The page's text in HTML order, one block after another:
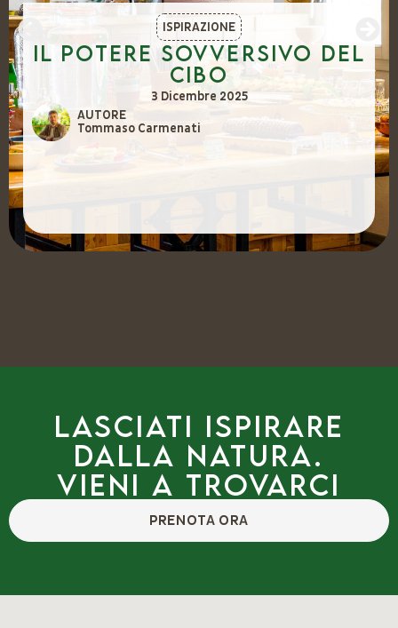
ISPIRAZIONE
Il potere sovversivo del
cibo
3 Dicembre 2025
AUTORE
Tommaso Carmenati
Lasciati ispirare
dalla natura.
Vieni a trovarci
PRENOTA ORA